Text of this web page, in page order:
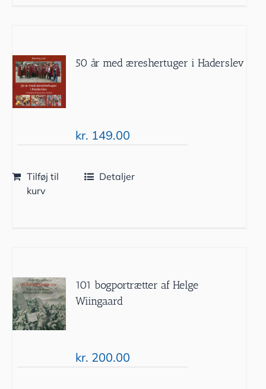
50 år med æreshertuger i Haderslev
kr. 149.00
Tilføj til
kurv
Detaljer
101 bogportrætter af Helge
Wiingaard
kr. 200.00